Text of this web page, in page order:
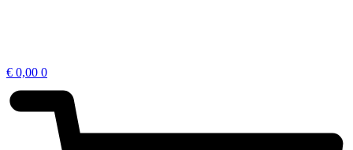
€ 0,00 0